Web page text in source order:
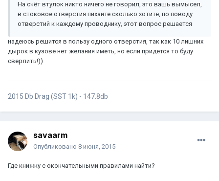
На счёт втулок никто ничего не говорил, это вашь вымысел,
в стоковое отверстия пихайте сколько хотите, по поводу
отверстий к каждому проводнику, этот вопрос решается
надеюсь решится в пользу одного отверстия, так как 10 лишних
дырок в кузове нет желания иметь, но если придется то буду
сверлить!))
2015 Db Drag (SST 1k) - 147.8db
savaarm
Опубликовано 8 июня, 2015
Где книжку с окончательными правилами найти?